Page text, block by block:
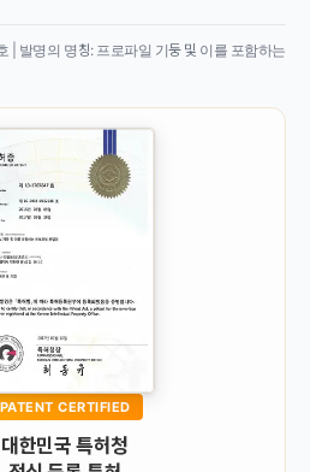
| 발명의 명칭: 프로파일 기둥 및 이를 포함하는
PATENT CERTIFIED
대한민국 특허청